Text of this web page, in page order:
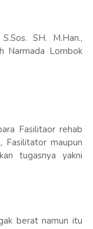
SH. M.Han.,
Narmada Lombok
Fasilitaor rehab
Fasilitator maupun
tugasnya yakni
berat namun itu